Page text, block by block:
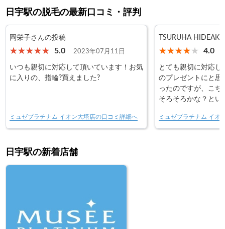
日宇駅の脱毛の最新口コミ・評判
岡栄子さんの投稿
5.0 2023年07月11日
いつも親切に対応して頂いています！お気
に入りの、指輪?買えました?
ミュゼプラチナム イオン大塔店の口コミ詳細へ
TSURUHA
4.0
とても親切に対応
のプレゼントにと思
ったのですが、こ
そろそろかな？とい
スを何本かトレーに
本1本それぞれの特
ミュゼプラチナム イオ
日宇駅の新着店舗